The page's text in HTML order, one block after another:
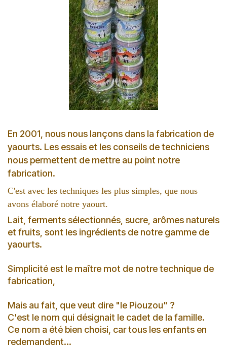
En 2001, nous nous lançons dans la fabrication de
yaourts. Les essais et les conseils de techniciens
nous permettent de mettre au point notre
fabrication.
C'est avec les techniques les plus simples, que nous
avons élaboré notre yaourt.
Lait, ferments sélectionnés, sucre, arômes naturels
et fruits, sont les ingrédients de notre gamme de
yaourts.
Simplicité est le maître mot de notre technique de
fabrication,
Mais au fait, que veut dire "le Piouzou" ?
C'est le nom qui désignait le cadet de la famille.
Ce nom a été bien choisi, car tous les enfants en
redemandent...